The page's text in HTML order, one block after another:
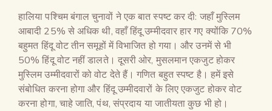
हालिया पश्चिम बंगाल चुनावों ने एक बात स्पष्ट कर दी: जहाँ मुस्लिम
आबादी 25% से अधिक थी, वहाँ हिंदू उम्मीदवार हार गए क्योंकि 70%
बहुमत हिंदू वोट तीन समूहों में विभाजित हो गया। और उनमें से भी
50% हिंदू वोट नहीं डालते। दूसरी ओर, मुसलमान एकजुट होकर
मुस्लिम उम्मीदवारों को वोट देते हैं। गणित बहुत स्पष्ट है। हमें इसे
संबोधित करना होगा और हिंदू उम्मीदवारों के लिए एकजुट होकर वोट
करना होगा, चाहे जाति, पंथ, संप्रदाय या जातीयता कुछ भी हो।